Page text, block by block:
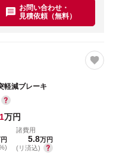
お問い合わせ・
見積依頼（無料）
軽減ブレーキ
万円
諸費用
5.8万円
(リ済込)